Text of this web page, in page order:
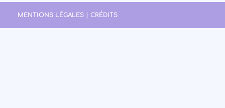
MENTIONS LÉGALES | CRÉDITS